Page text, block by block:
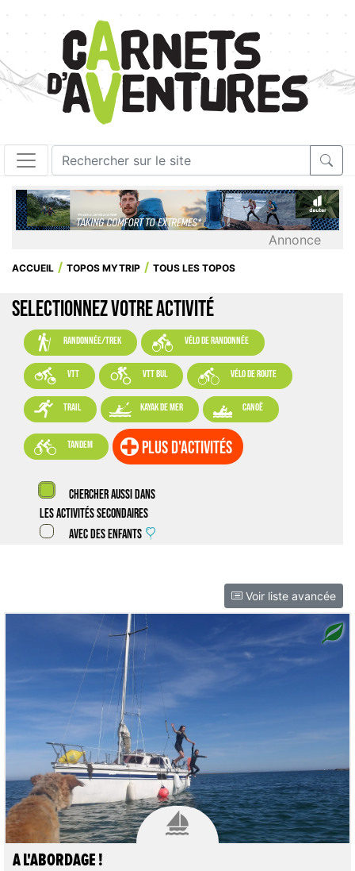
Annonce
ACCUEIL TOPOS MYTRIP TOUS LES TOPOS
SELECTIONNEZ VOTRE ACTIVITÉ
 randonnée/trek  vélo de randonnée
 VTT  VTT BUL  vélo de route
 trail  kayak de mer  canoë
 tandem plus d'activités
Chercher aussi dans
les activités secondaires
Avec des enfants
Voir liste avancée

A L'ABORDAGE !